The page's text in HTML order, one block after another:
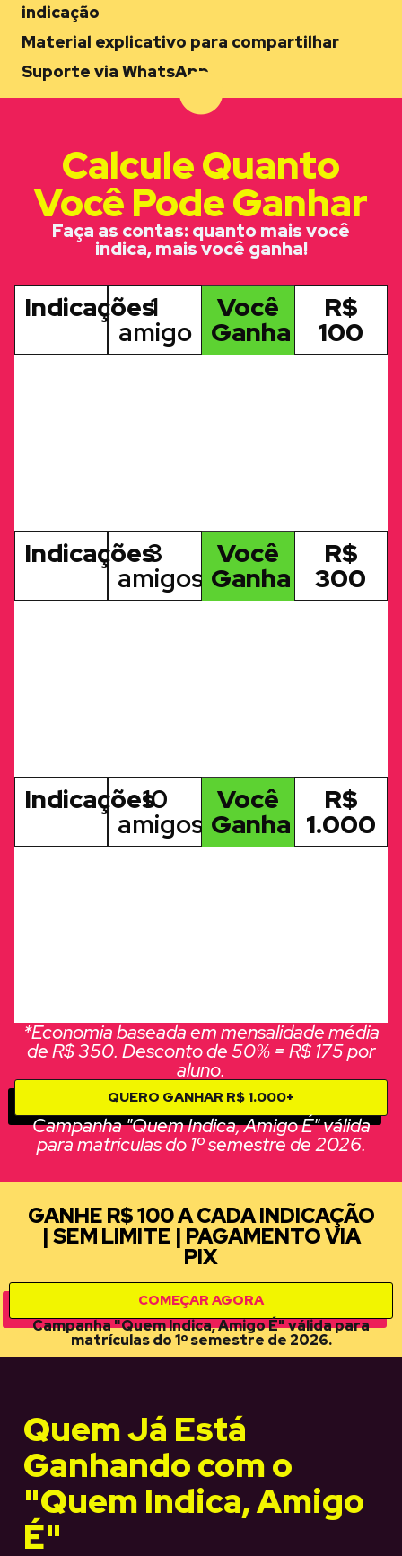
indicação
Material explicativo para compartilhar
Suporte via WhatsApp
*Economia baseada em mensalidade média
de R$ 350. Desconto de 50% = R$ 175 por
aluno.
QUERO GANHAR R$ 1.000+
Calcule Quanto
Você Pode Ganhar
Faça as contas: quanto mais você
indica, mais você ganha!
Campanha "Quem Indica, Amigo É" válida
para matrículas do 1º semestre de 2026.
Indicações1
amigo
Você
Ganha
R$
100
Indicações3
amigos
Você
Ganha
R$
300
Indicações10
amigos
Você
Ganha
R$
1.000
GANHE R$ 100 A CADA INDICAÇÃO
| SEM LIMITE | PAGAMENTO VIA
PIX
COMEÇAR AGORA
Campanha "Quem Indica, Amigo É" válida para
matrículas do 1º semestre de 2026.
Quem Já Está
Ganhando com o
"Quem Indica, Amigo
É"